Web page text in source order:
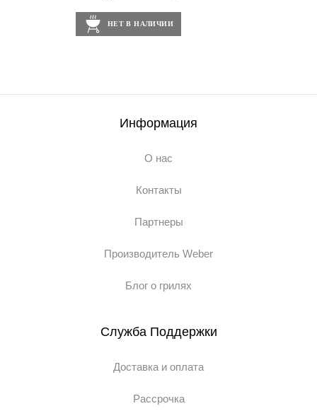
НЕТ В НАЛИЧИИ
Информация
О нас
Контакты
Партнеры
Производитель Weber
Блог о грилях
Служба Поддержки
Доставка и оплата
Рассрочка